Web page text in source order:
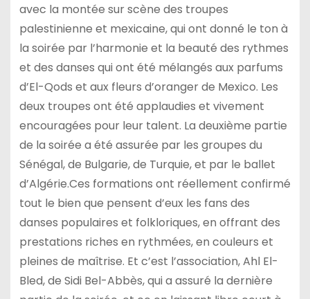
avec la montée sur scène des troupes
palestinienne et mexicaine, qui ont donné le ton à
la soirée par l’harmonie et la beauté des rythmes
et des danses qui ont été mélangés aux parfums
d’El-Qods et aux fleurs d’oranger de Mexico. Les
deux troupes ont été applaudies et vivement
encouragées pour leur talent. La deuxième partie
de la soirée a été assurée par les groupes du
Sénégal, de Bulgarie, de Turquie, et par le ballet
d’Algérie.Ces formations ont réellement confirmé
tout le bien que pensent d’eux les fans des
danses populaires et folkloriques, en offrant des
prestations riches en rythmées, en couleurs et
pleines de maîtrise. Et c’est l’association, Ahl El-
Bled, de Sidi Bel-Abbès, qui a assuré la dernière